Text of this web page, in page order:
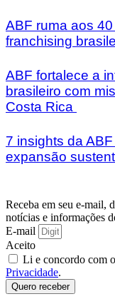
ABF ruma aos
franchising
ABF fortalece a
brasileiro com
Costa Rica
7 insights da
expansão
Receba em seu e-mail,
notícias e informações
E-mail
Aceito
Li e concordo com
Privacidade.
Quero receber